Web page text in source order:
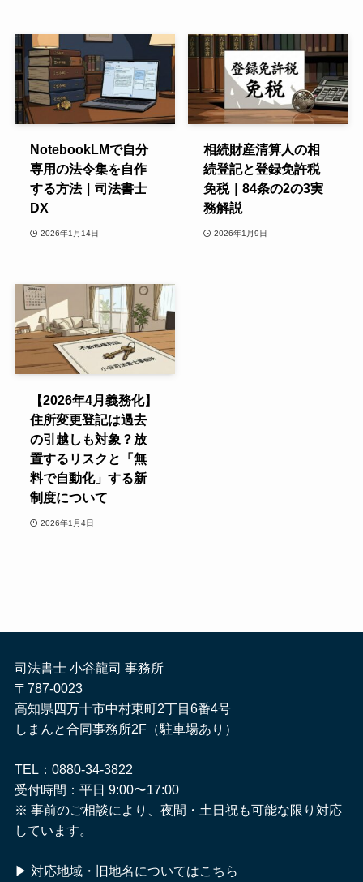
NotebookLMで自分
専用の法令集を自作
する方法｜司法書士
DX
2026年1月14日
相続財産清算人の相
続登記と登録免許税
免税｜84条の2の3実
務解説
2026年1月9日
【2026年4月義務化】
住所変更登記は過去
の引越しも対象？放
置するリスクと「無
料で自動化」する新
制度について
2026年1月4日
司法書士 小谷龍司 事務所
〒787-0023
高知県四万十市中村東町2丁目6番4号
しまんと合同事務所2F（駐車場あり）
TEL：0880-34-3822
受付時間：平日 9:00〜17:00
※ 事前のご相談により、夜間・土日祝も可能な限り対応
しています。
▶ 対応地域・旧地名についてはこちら